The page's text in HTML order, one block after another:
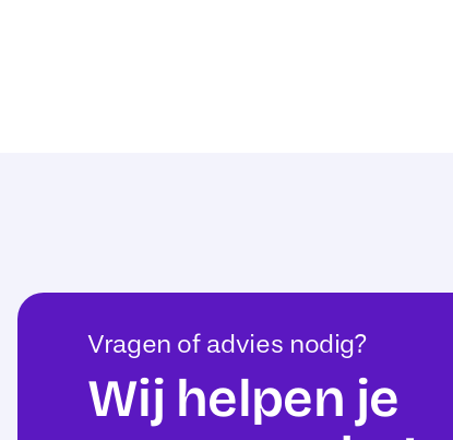
Vragen of advies nodig?
Wij helpen je